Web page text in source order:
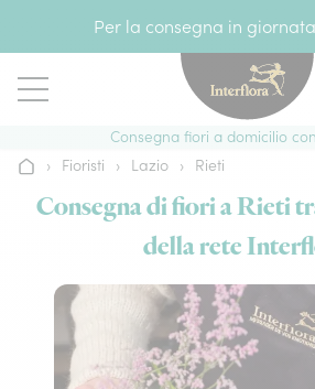
Per la consegna in
Consegna fiori a domicilio
Home› Fioristi › Lazio › Rieti
Consegna di fiori a Rieti
della rete